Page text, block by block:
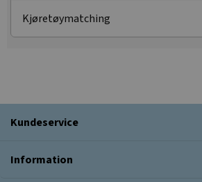
Kjøretøymatching
Kundeservice
Information